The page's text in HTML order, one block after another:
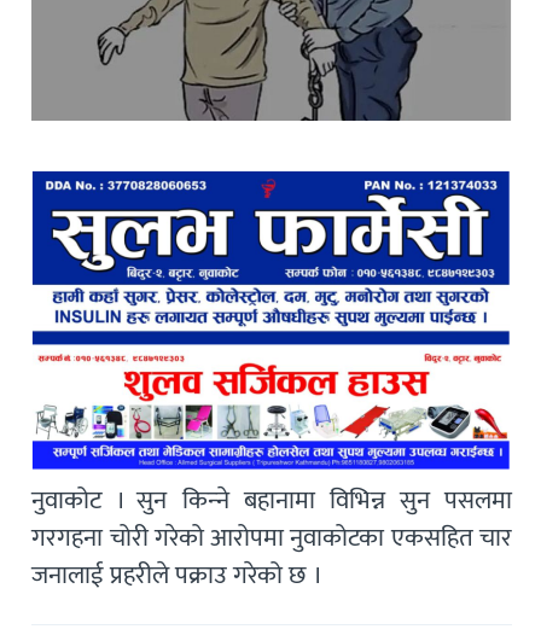
नुवाकोट । सुन किन्‍ने बहानामा विभिन्न सुन पसलमा
गरगहना चोरी गरेको आरोपमा नुवाकोटका एकसहित चार
जनालाई प्रहरीले पक्राउ गरेको छ ।